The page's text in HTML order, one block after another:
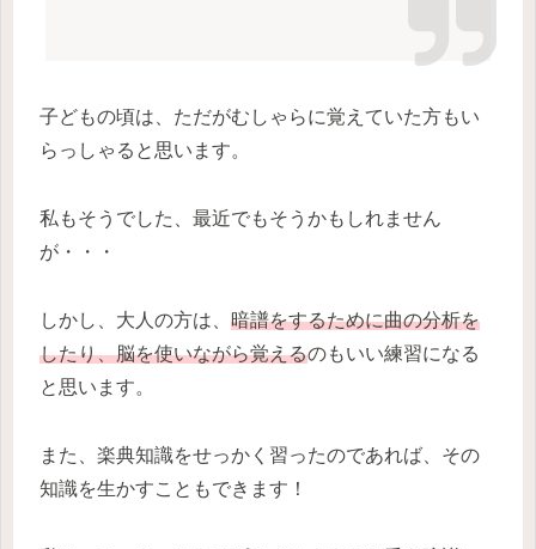
子どもの頃は、ただがむしゃらに覚えていた方もい
らっしゃると思います。
私もそうでした、最近でもそうかもしれません
が・・・
しかし、大人の方は、 暗譜をするために曲の分析を
したり、脳を使いながら覚えるのもいい練習になる
と思います。
また、楽典知識をせっかく習ったのであれば、その
知識を生かすこともできます！